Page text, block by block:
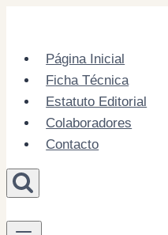
contentPágina Inicial
Ficha Técnica
Estatuto Editorial
Colaboradores
Contacto